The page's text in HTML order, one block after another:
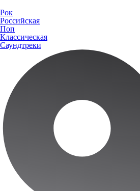
Рок
Российская
Поп
Классическая
Саундтреки